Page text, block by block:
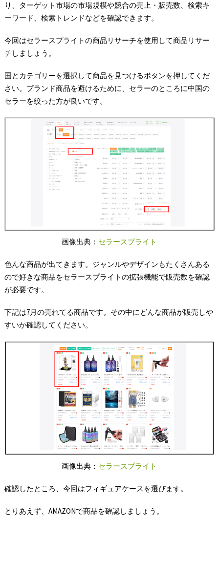
り、ターゲット市場の市場規模や競合の売上・販売数、検索キ
ーワード、検索トレンドなどを確認できます。
今回はセラースプライトの商品リサーチを使用して商品リサー
チしましょう。
国とカテゴリーを選択して商品を見つけるボタンを押してくだ
さい。ブランド商品を避けるために、セラーのところに中国の
セラーを絞った方が良いです。
画像出典： セラースプライト
色んな商品が出てきます。ジャンルやデザインもたくさんある
ので好きな商品をセラースプライトの拡張機能で販売数を確認
が必要です。
下記は7月の売れてる商品です。その中にどんな商品が販売しや
すいか確認してください。
画像出典： セラースプライト
確認したところ、今回はフィギュアケースを選びます。
とりあえず、AMAZONで商品を確認しましょう。